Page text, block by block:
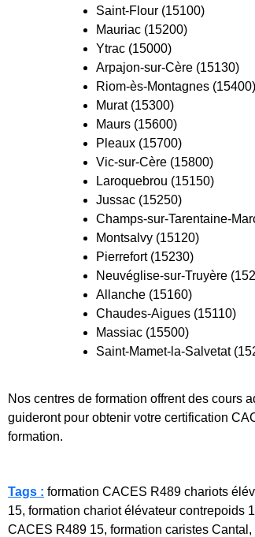
Saint-Flour (15100)
Mauriac (15200)
Ytrac (15000)
Arpajon-sur-Cère (15130)
Riom-ès-Montagnes (15400)
Murat (15300)
Maurs (15600)
Pleaux (15700)
Vic-sur-Cère (15800)
Laroquebrou (15150)
Jussac (15250)
Champs-sur-Tarentaine-
Montsalvy (15120)
Pierrefort (15230)
Neuvéglise-sur-Truyère
Allanche (15160)
Chaudes-Aigues (15110)
Massiac (15500)
Saint-Mamet-la-Salvetat
Nos centres de formation offrent des cours
guideront pour obtenir votre certification
formation.
Tags : formation CACES R489 chariots
15, formation chariot élévateur contrepoids
CACES R489 15, formation caristes